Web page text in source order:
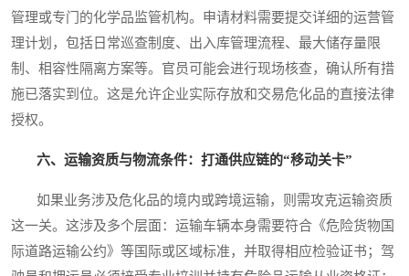
管理或专门的化学品监管机构。申请材料需要提交详细的运营管
理计划，包括日常巡查制度、出入库管理流程、最大储存量限
制、相容性隔离方案等。官员可能会进行现场核查，确认所有措
施已落实到位。这是允许企业实际存放和交易危化品的直接法律
授权。
六、运输资质与物流条件：打通供应链的“移动关卡”
如果业务涉及危化品的境内或跨境运输，则需攻克运输资质
这一关。这涉及多个层面：运输车辆本身需要符合《危险货物国
际道路运输公约》等国际或区域标准，并取得相应检验证书；驾